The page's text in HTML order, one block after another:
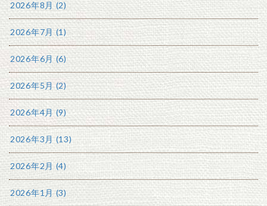
2026年8月 (2)
2026年7月 (1)
2026年6月 (6)
2026年5月 (2)
2026年4月 (9)
2026年3月 (13)
2026年2月 (4)
2026年1月 (3)